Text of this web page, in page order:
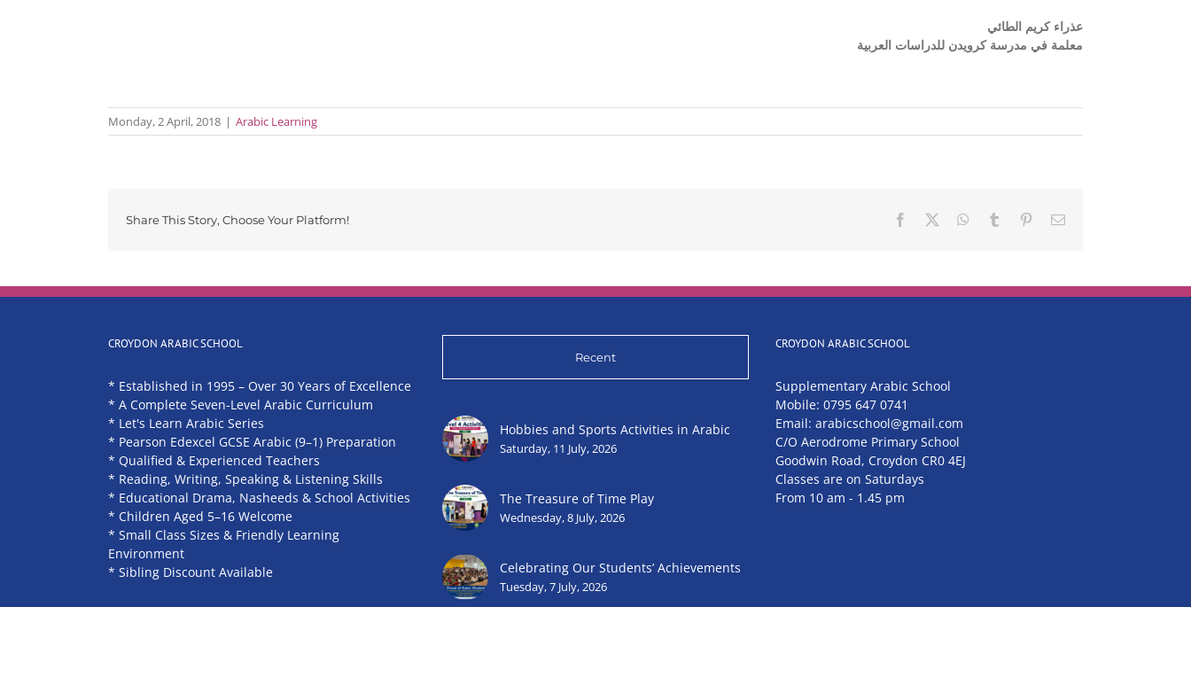
عذراء كريم الطائي
معلمة في مدرسة كرويدن للدراسات العربية
Monday, 2 April, 2018 | Arabic Learning
Share This Story, Choose Your Platform! Facebook WhatsApp
Tumblr PinterestEmail
CROYDON ARABIC SCHOOL
* Established in 1995 – Over 30 Years of Excellence
* A Complete Seven-Level Arabic Curriculum
* Let's Learn Arabic Series
* Pearson Edexcel GCSE Arabic (9–1) Preparation
* Qualified & Experienced Teachers
* Reading, Writing, Speaking & Listening Skills
* Educational Drama, Nasheeds & School Activities
* Children Aged 5–16 Welcome
* Small Class Sizes & Friendly Learning
Environment
* Sibling Discount Available
Recent
Hobbies and Sports Activities in Arabic
Saturday, 11 July, 2026
The Treasure of Time Play
Wednesday, 8 July, 2026
Celebrating Our Students’ Achievements
Tuesday, 7 July, 2026
CROYDON ARABIC SCHOOL
Supplementary Arabic School
Mobile: 0795 647 0741
Email: arabicschool@gmail.com
C/O Aerodrome Primary School
Goodwin Road, Croydon CR0 4EJ
Classes are on Saturdays
From 10 am - 1.45 pm